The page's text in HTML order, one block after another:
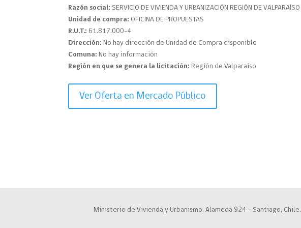
Razón social: SERVICIO DE VIVIENDA Y URBANIZACIÓN REGIÓN DE VALPARAÍSO
Unidad de compra: OFICINA DE PROPUESTAS
R.U.T.: 61.817.000-4
Dirección: No hay dirección de Unidad de Compra disponible
Comuna: No hay información
Región en que se genera la licitación: Región de Valparaíso
Ver Oferta en Mercado Público
Ministerio de Vivienda y Urbanismo, Alameda 924 – Santiago, Chile.